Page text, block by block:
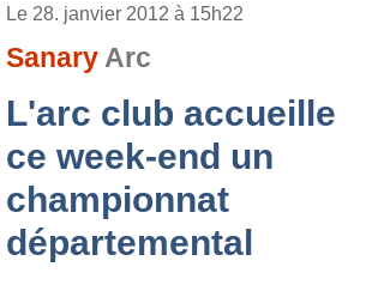
Le 28. janvier 2012 à 15h22
Sanary Arc
L'arc club accueille
ce week-end un
championnat
départemental